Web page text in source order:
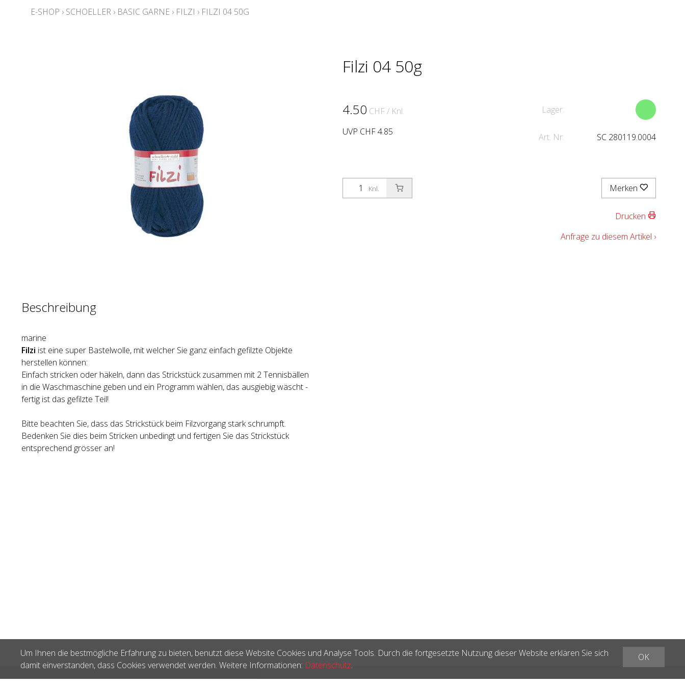
E-SHOP › SCHOELLER › BASIC GARNE › FILZI › FILZI 04 50G
Filzi 04 50g
4.50 CHF / Knl.
UVP CHF 4.85
Lager:
Art. Nr: SC 280119.0004
Knl. Merken
Drucken
Anfrage zu diesem Artikel ›
Beschreibung
marine
Filzi ist eine super Bastelwolle, mit welcher Sie ganz einfach gefilzte Objekte
herstellen können:
Einfach stricken oder häkeln, dann das Strickstück zusammen mit 2 Tennisbällen
in die Waschmaschine geben und ein Programm wählen, das ausgiebig wäscht -
fertig ist das gefilzte Teil!
Bitte beachten Sie, dass das Strickstück beim Filzvorgang stark schrumpft.
Bedenken Sie dies beim Stricken unbedingt und fertigen Sie das Strickstück
entsprechend grösser an!
OK
Um Ihnen die bestmögliche Erfahrung zu bieten, benutzt diese Website Cookies und Analyse Tools. Durch die fortgesetzte Nutzung dieser Website erklären Sie sich
damit einverstanden, dass Cookies verwendet werden. Weitere Informationen: Datenschutz.